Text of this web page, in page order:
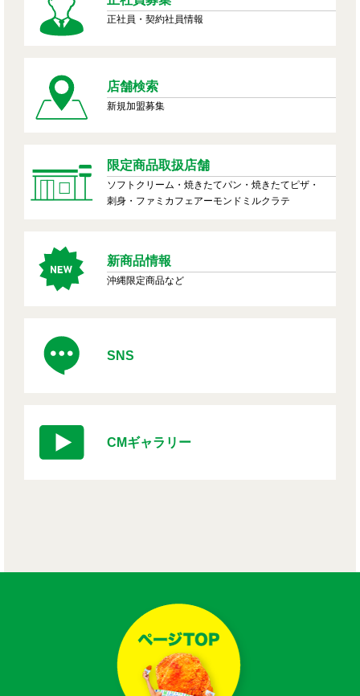
正社員・契約社員情報
店舗検索
新規加盟募集
限定商品取扱店舗
ソフトクリーム・焼きたてパン・焼きたてピザ・
刺身・ファミカフェアーモンドミルクラテ
新商品情報
沖縄限定商品など
SNS
CMギャラリー